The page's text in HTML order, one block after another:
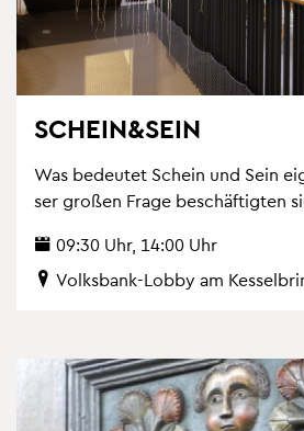
SCHEIN&SEIN
Was be­deu­tet Schein und Sein
ser gro­ßen Frage be­schäf­tig­ten
09:30 Uhr, 14:00 Uhr
Volks­bank-Lobby am